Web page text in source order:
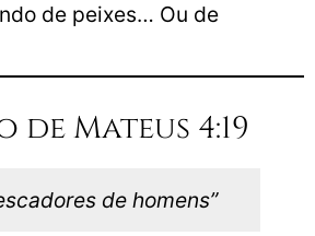
de peixes… Ou de
Mateus 4:19
de homens”